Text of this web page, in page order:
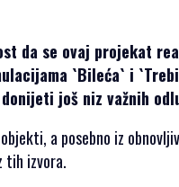
da se ovaj projekat
`Bileća` i
još niz važnih
a posebno iz
tih izvora.